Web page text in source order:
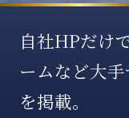
自社HPだけ
ームなど大
を掲載。